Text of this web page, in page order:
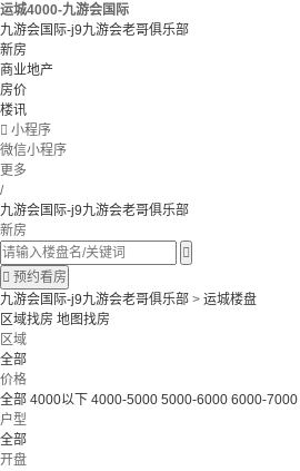
运城4000-九游会国际
九游会国际-j9九游会老哥俱乐部
新房
商业地产
房价
楼讯
 小程序
微信小程序
更多
/
九游会国际-j9九游会老哥俱乐部
新房

 预约看房
九游会国际-j9九游会老哥俱乐部 > 运城楼盘
区域找房 地图找房
区域
全部
价格
全部 4000以下 4000-5000 5000-6000 6000-7000
户型
全部
开盘